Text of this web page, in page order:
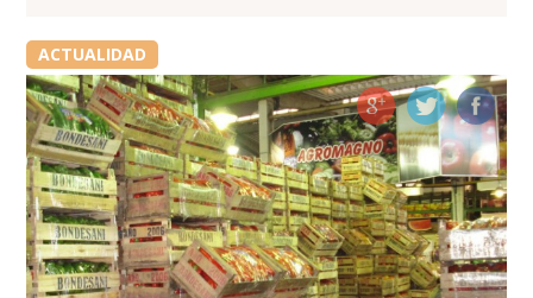
ACTUALIDAD